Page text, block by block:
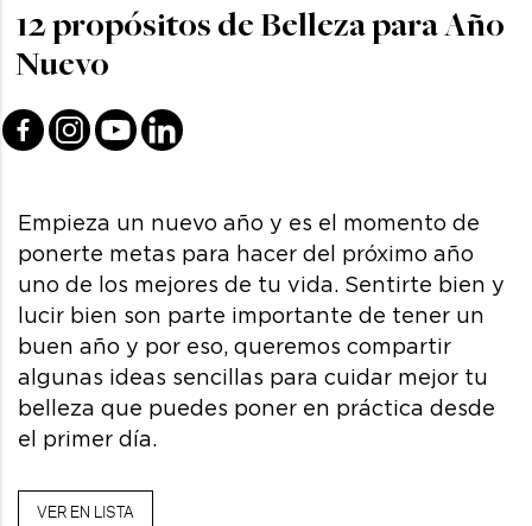
12 propósitos de Belleza para Año
Nuevo
Empieza un nuevo año y es el momento de
ponerte metas para hacer del próximo año
uno de los mejores de tu vida. Sentirte bien y
lucir bien son parte importante de tener un
buen año y por eso, queremos compartir
algunas ideas sencillas para cuidar mejor tu
belleza que puedes poner en práctica desde
el primer día.
VER EN LISTA